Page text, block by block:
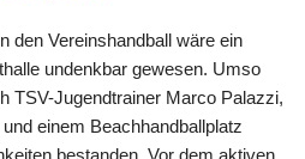
den Vereinshandball wäre ein
undenkbar gewesen. Umso
TSV-Jugendtrainer Marco Palazzi,
einem Beachhandballplatz
bestanden. Vor dem aktiven